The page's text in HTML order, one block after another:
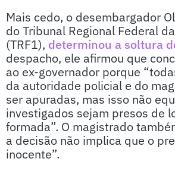
Mais cedo, o desembargador
do Tribunal Regional Federal
(TRF1), determinou a soltura
despacho, ele afirmou que
ao ex-governador porque
da autoridade policial e do
ser apuradas, mas isso não
investigados sejam presos de
formada”. O magistrado
a decisão não implica que o
inocente”.